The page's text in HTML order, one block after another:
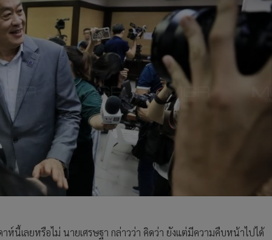
นี้เลยหรือไม่ นายเศรษฐา กล่าวว่า คิดว่า ยังแต่มีความคืบหน้าไปได้